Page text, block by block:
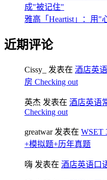
成"被记住"
雅高「Heartist」：用
近期评论
Cissy_ 发表在 酒店英
房 Checking out
英杰 发表在 酒店英语
Checking out
greatwar发表在 WSET
+模拟题+历年真题
嗨 发表在 酒店英语口